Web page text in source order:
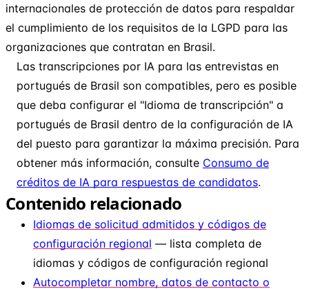
internacionales de protección de datos para respaldar
el cumplimiento de los requisitos de la LGPD para las
organizaciones que contratan en Brasil.
Las transcripciones por IA para las entrevistas en
portugués de Brasil son compatibles, pero es posible
que deba configurar el "Idioma de transcripción" a
portugués de Brasil dentro de la configuración de IA
del puesto para garantizar la máxima precisión. Para
obtener más información, consulte Consumo de
créditos de IA para respuestas de candidatos.
Contenido relacionado
Idiomas de solicitud admitidos y códigos de
configuración regional — lista completa de
idiomas y códigos de configuración regional
Autocompletar nombre, datos de contacto o